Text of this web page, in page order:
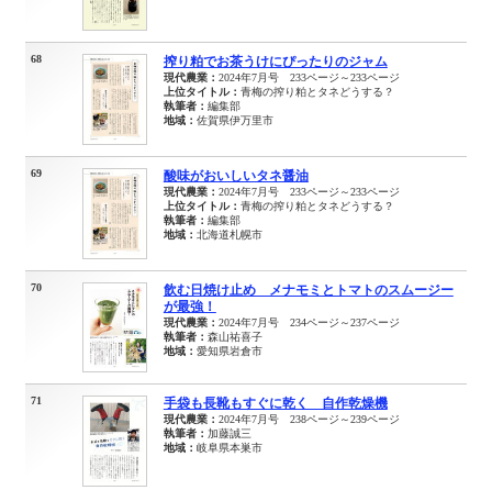
68 搾り粕でお茶うけにぴったりのジャム
現代農業： 2024年7月号 233ページ～233ページ
上位タイトル： 青梅の搾り粕とタネどうする？
執筆者： 編集部
地域： 佐賀県伊万里市
69 酸味がおいしいタネ醤油
現代農業： 2024年7月号 233ページ～233ページ
上位タイトル： 青梅の搾り粕とタネどうする？
執筆者： 編集部
地域： 北海道札幌市
70
飲む日焼け止め メナモミとトマトのスムージー
が最強！
現代農業： 2024年7月号 234ページ～237ページ
執筆者： 森山祐喜子
地域： 愛知県岩倉市
71 手袋も長靴もすぐに乾く 自作乾燥機
現代農業： 2024年7月号 238ページ～239ページ
執筆者： 加藤誠三
地域： 岐阜県本巣市